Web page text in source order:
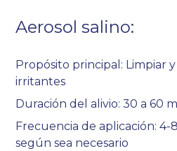
Aerosol salino:
Propósito principal: Limpiar
irritantes
Duración del alivio: 30 a 60
Frecuencia de aplicación: 4-
según sea necesario